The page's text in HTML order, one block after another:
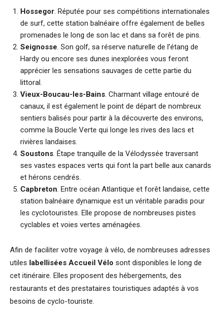
Hossegor. Réputée pour ses compétitions internationales
de surf, cette station balnéaire offre également de belles
promenades le long de son lac et dans sa forêt de pins.
Seignosse. Son golf, sa réserve naturelle de l’étang de
Hardy ou encore ses dunes inexplorées vous feront
apprécier les sensations sauvages de cette partie du
littoral.
Vieux-Boucau-les-Bains. Charmant village entouré de
canaux, il est également le point de départ de nombreux
sentiers balisés pour partir à la découverte des environs,
comme la Boucle Verte qui longe les rives des lacs et
rivières landaises.
Soustons. Étape tranquille de la Vélodyssée traversant
ses vastes espaces verts qui font la part belle aux canards
et hérons cendrés.
Capbreton. Entre océan Atlantique et forêt landaise, cette
station balnéaire dynamique est un véritable paradis pour
les cyclotouristes. Elle propose de nombreuses pistes
cyclables et voies vertes aménagées.
Afin de faciliter votre voyage à vélo, de nombreuses adresses
utiles labellisées Accueil Vélo sont disponibles le long de
cet itinéraire. Elles proposent des hébergements, des
restaurants et des prestataires touristiques adaptés à vos
besoins de cyclo-touriste.